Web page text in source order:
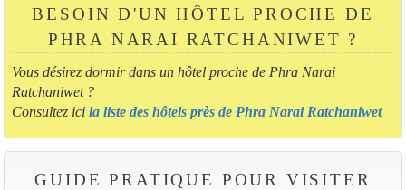
BESOIN D'UN HÔTEL PROCHE DE
PHRA NARAI RATCHANIWET ?
Vous désirez dormir dans un hôtel proche de Phra Narai
Ratchaniwet ?
Consultez ici la liste des hôtels près de Phra Narai Ratchaniwet
GUIDE PRATIQUE POUR VISITER